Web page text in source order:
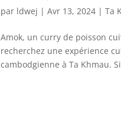
par ldwej |Avr 13, 2024 |Ta
Amok, un curry de poisson
recherchez une expérience
cambodgienne à Ta Khmau.